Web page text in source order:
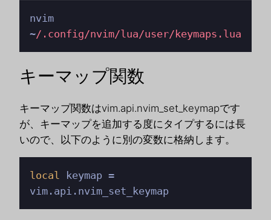
nvim
~/.config/nvim/lua/user/keymaps.lua
キーマップ関数
キーマップ関数はvim.api.nvim_set_keymapです
が、キーマップを追加する度にタイプするには長
いので、以下のように別の変数に格納します。
local keymap =
vim.api.nvim_set_keymap